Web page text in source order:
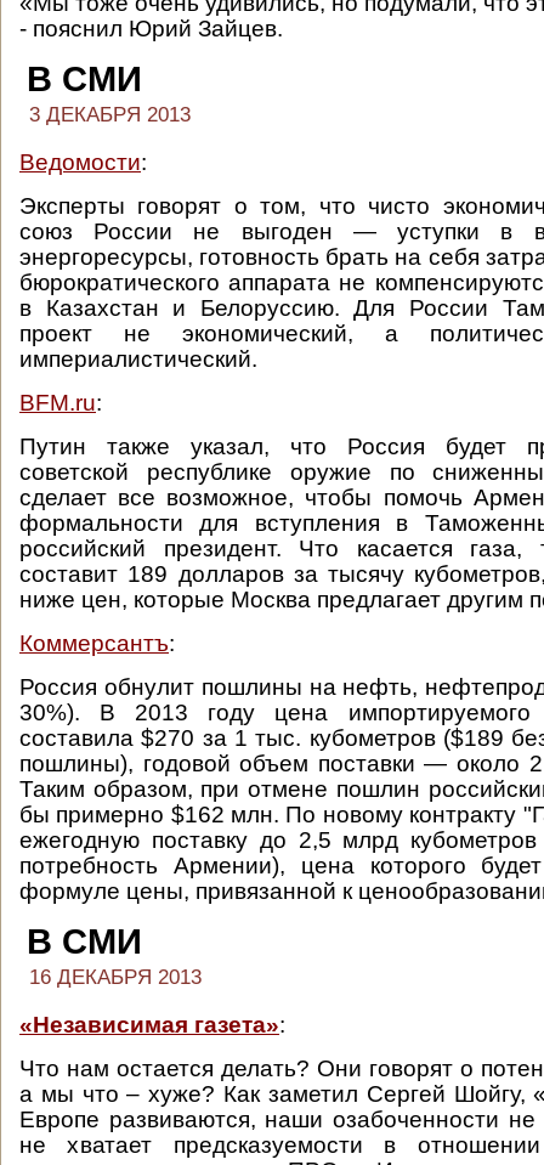
- пояснил Юрий Зайцев.
В СМИ
3 ДЕКАБРЯ 2013
Ведомости:
Эксперты говорят о том, что чисто
союз России не выгоден — уступки в
энергоресурсы, готовность брать на себя
бюрократического аппарата не
в Казахстан и Белоруссию. Для России
проект не экономический, а
империалистический.
BFM.ru:
Путин также указал, что Россия будет
советской республике оружие по
сделает все возможное, чтобы помочь
формальности для вступления в
российский президент. Что касается газа,
составит 189 долларов за тысячу
ниже цен, которые Москва предлагает другим
Коммерсантъ:
Россия обнулит пошлины на нефть,
30%). В 2013 году цена
составила $270 за 1 тыс. кубометров ($189
пошлины), годовой объем поставки — около
Таким образом, при отмене пошлин
бы примерно $162 млн. По новому контракту
ежегодную поставку до 2,5 млрд кубометров
потребность Армении), цена которого
формуле цены, привязанной к
В СМИ
16 ДЕКАБРЯ 2013
«Независимая газета»:
Что нам остается делать? Они говорят о
а мы что – хуже? Как заметил Сергей
Европе развиваются, наши озабоченности
не хватает предсказуемости в